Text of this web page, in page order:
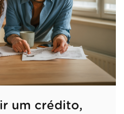
um crédito,